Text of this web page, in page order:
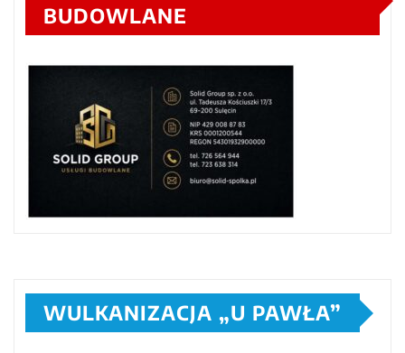
BUDOWLANE
WULKANIZACJA „U PAWŁA”